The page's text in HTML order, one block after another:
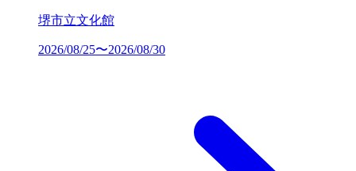
堺市立文化館
2026/08/25〜2026/08/30